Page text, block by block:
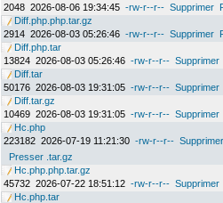
2048 2026-08-06 19:34:45 -rw-r--r-- Supprimer
Diff.php.php.tar.gz
2914 2026-08-03 05:26:46 -rw-r--r-- Supprimer
Diff.php.tar
13824 2026-08-03 05:26:46 -rw-r--r-- Supprimer
Diff.tar
50176 2026-08-03 19:31:05 -rw-r--r-- Supprimer
Diff.tar.gz
10469 2026-08-03 19:31:05 -rw-r--r-- Supprimer
Hc.php
223182 2026-07-19 11:21:30 -rw-r--r-- Supprimer
Presser .tar.gz
Hc.php.php.tar.gz
45732 2026-07-22 18:51:12 -rw-r--r-- Supprimer
Hc.php.tar